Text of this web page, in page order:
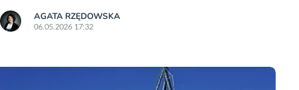
AGATA RZĘDOWSKA
06.05.2026 17:32